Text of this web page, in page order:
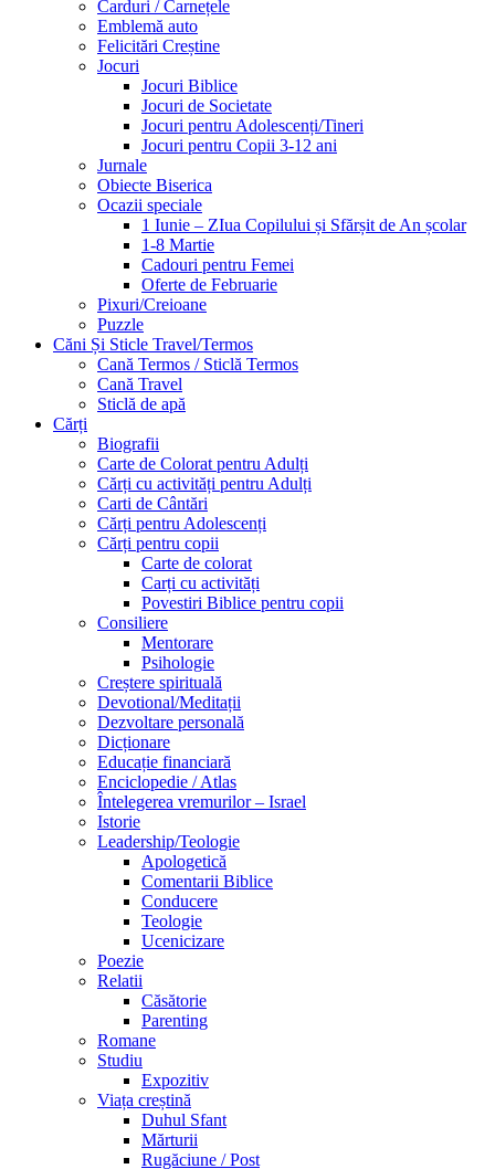
Carduri / Carnețele
Emblemă auto
Felicitări Creștine
Jocuri
Jocuri Biblice
Jocuri de Societate
Jocuri pentru Adolescenți/Tineri
Jocuri pentru Copii 3-12 ani
Jurnale
Obiecte Biserica
Ocazii speciale
1 Iunie – ZIua Copilului și Sfărșit de An școlar
1-8 Martie
Cadouri pentru Femei
Oferte de Februarie
Pixuri/Creioane
Puzzle
Căni Și Sticle Travel/Termos
Cană Termos / Sticlă Termos
Cană Travel
Sticlă de apă
Cărți
Biografii
Carte de Colorat pentru Adulți
Cărți cu activități pentru Adulți
Carti de Cântări
Cărți pentru Adolescenți
Cărți pentru copii
Carte de colorat
Carți cu activități
Povestiri Biblice pentru copii
Consiliere
Mentorare
Psihologie
Creștere spirituală
Devotional/Meditații
Dezvoltare personală
Dicționare
Educație financiară
Enciclopedie / Atlas
Întelegerea vremurilor – Israel
Istorie
Leadership/Teologie
Apologetică
Comentarii Biblice
Conducere
Teologie
Ucenicizare
Poezie
Relatii
Căsătorie
Parenting
Romane
Studiu
Expozitiv
Viața creștină
Duhul Sfant
Mărturii
Rugăciune / Post